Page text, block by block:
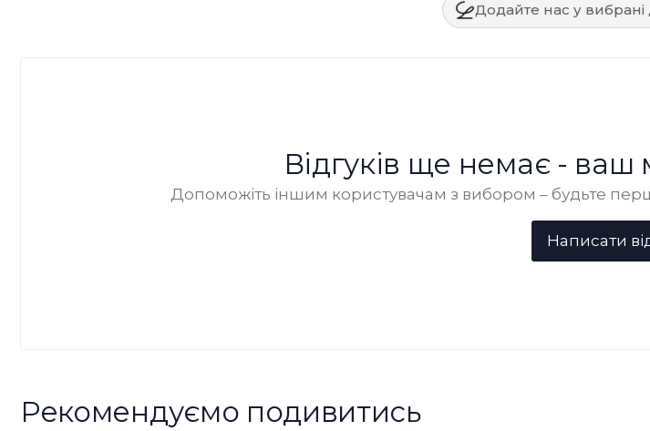
Додайте нас у
Відгуків ще немає -
Допоможіть іншим користувачам з вибором – будьте
Рекомендуємо подивитись